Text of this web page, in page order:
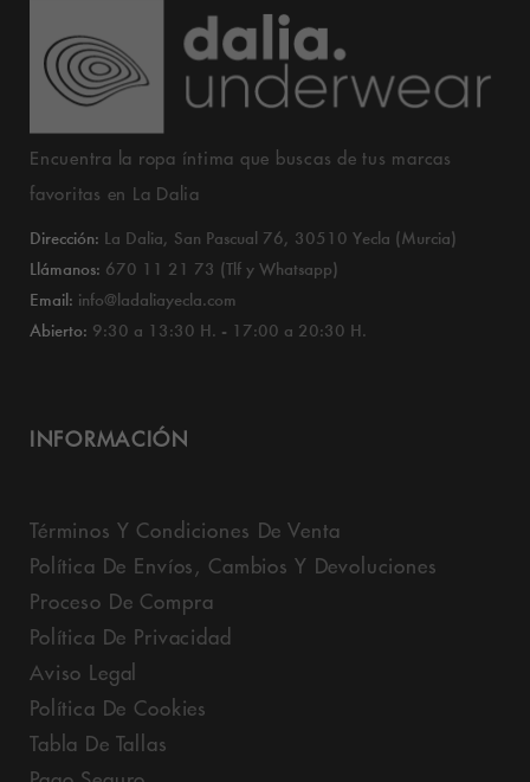
Encuentra la ropa íntima que buscas de tus marcas
favoritas en La Dalia
Dirección: La Dalia, San Pascual 76, 30510 Yecla (Murcia)
Llámanos: 670 11 21 73 (Tlf y Whatsapp)
Email: info@ladaliayecla.com
Abierto: 9:30 a 13:30 H. - 17:00 a 20:30 H.
INFORMACIÓN
Términos Y Condiciones De Venta
Política De Envíos, Cambios Y Devoluciones
Proceso De Compra
Política De Privacidad
Aviso Legal
Política De Cookies
Tabla De Tallas